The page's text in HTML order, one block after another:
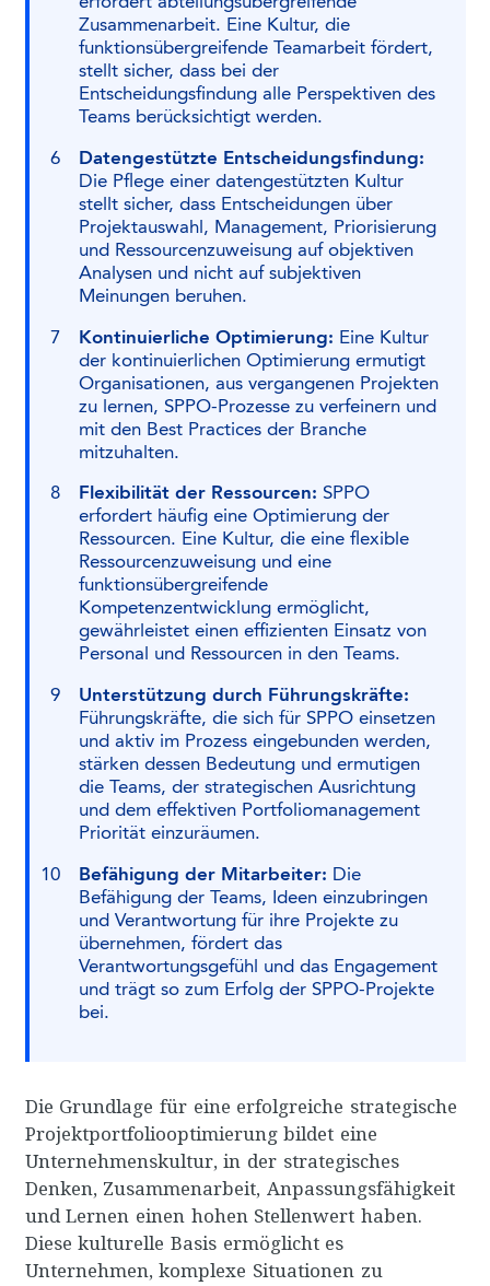
Zusammenarbeit. Eine Kultur, die
funktionsübergreifende Teamarbeit fördert,
stellt sicher, dass bei der
Entscheidungsfindung alle Perspektiven des
Teams berücksichtigt werden.
Datengestützte Entscheidungsfindung:
Die Pflege einer datengestützten Kultur
stellt sicher, dass Entscheidungen über
Projektauswahl, Management, Priorisierung
und Ressourcenzuweisung auf objektiven
Analysen und nicht auf subjektiven
Meinungen beruhen.
Kontinuierliche Optimierung: Eine Kultur
der kontinuierlichen Optimierung ermutigt
Organisationen, aus vergangenen Projekten
zu lernen, SPPO-Prozesse zu verfeinern und
mit den Best Practices der Branche
mitzuhalten.
Flexibilität der Ressourcen: SPPO
erfordert häufig eine Optimierung der
Ressourcen. Eine Kultur, die eine flexible
Ressourcenzuweisung und eine
funktionsübergreifende
Kompetenzentwicklung ermöglicht,
gewährleistet einen effizienten Einsatz von
Personal und Ressourcen in den Teams.
Unterstützung durch Führungskräfte:
Führungskräfte, die sich für SPPO einsetzen
und aktiv im Prozess eingebunden werden,
stärken dessen Bedeutung und ermutigen
die Teams, der strategischen Ausrichtung
und dem effektiven Portfoliomanagement
Priorität einzuräumen.
Befähigung der Mitarbeiter: Die
Befähigung der Teams, Ideen einzubringen
und Verantwortung für ihre Projekte zu
übernehmen, fördert das
Verantwortungsgefühl und das Engagement
und trägt so zum Erfolg der SPPO-Projekte
bei.
Die Grundlage für eine erfolgreiche strategische
Projektportfoliooptimierung bildet eine
Unternehmenskultur, in der strategisches
Denken, Zusammenarbeit, Anpassungsfähigkeit
und Lernen einen hohen Stellenwert haben.
Diese kulturelle Basis ermöglicht es
Unternehmen, komplexe Situationen zu